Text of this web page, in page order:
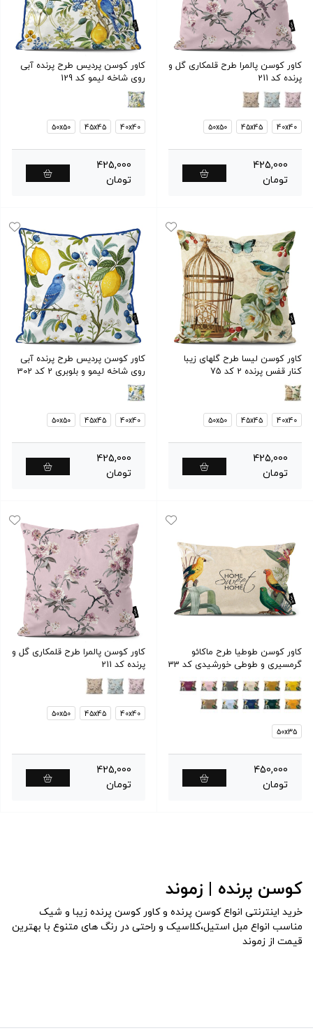
کاور کوسن پالمرا طرح قلمکاری گل و
پرنده کد 211
40x40
45x45
50x50
425,000
تومان
کاور کوسن پردیس طرح پرنده آبی
روی شاخه لیمو کد 129
40x40
45x45
50x50
425,000
تومان
کاور کوسن لیسا طرح گلهای زیبا
کنار قفس پرنده 2 کد 75
40x40
45x45
50x50
425,000
تومان
کاور کوسن پردیس طرح پرنده آبی
روی شاخه لیمو و بلوبری 2 کد 302
40x40
45x45
50x50
425,000
تومان
کاور کوسن طوطیا طرح ماکائو
گرمسیری و طوطی خورشیدی کد 33
50x35
450,000
تومان
کاور کوسن پالمرا طرح قلمکاری گل و
پرنده کد 211
40x40
45x45
50x50
425,000
تومان
کوسن پرنده | زموند
خرید اینترنتی انواع کوسن پرنده و کاور کوسن پرنده زیبا و شیک
مناسب انواع مبل استیل،کلاسیک و راحتی در رنگ های متنوع با بهترین
قیمت از زموند